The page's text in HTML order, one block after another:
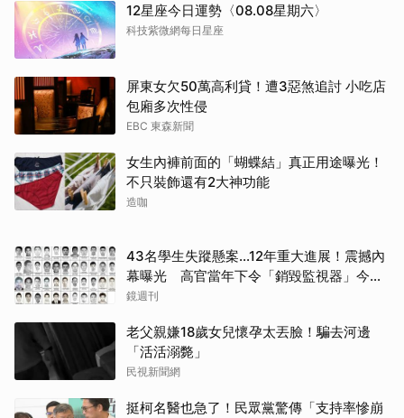
12星座今日運勢〈08.08星期六〉
科技紫微網每日星座
屏東女欠50萬高利貸！遭3惡煞追討 小吃店
包廂多次性侵
EBC 東森新聞
女生內褲前面的「蝴蝶結」真正用途曝光！
不只裝飾還有2大神功能
造咖
43名學生失蹤懸案...12年重大進展！震撼內
幕曝光 高官當年下令「銷毀監視器」今遭
逮
鏡週刊
老父親嫌18歲女兒懷孕太丟臉！騙去河邊
「活活溺斃」
民視新聞網
挺柯名醫也急了！民眾黨驚傳「支持率慘崩